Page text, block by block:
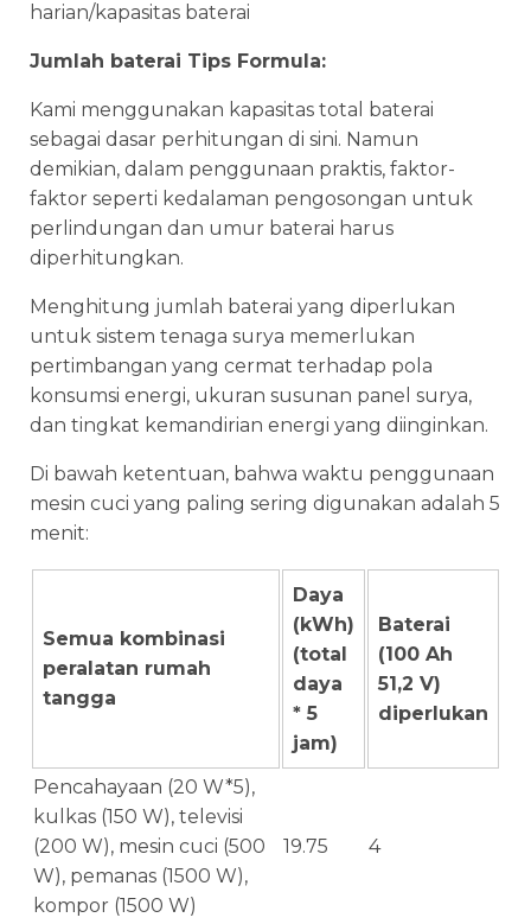
harian/kapasitas baterai
Jumlah baterai Tips Formula:
Kami menggunakan kapasitas total baterai
sebagai dasar perhitungan di sini. Namun
demikian, dalam penggunaan praktis, faktor-
faktor seperti kedalaman pengosongan untuk
perlindungan dan umur baterai harus
diperhitungkan.
Menghitung jumlah baterai yang diperlukan
untuk sistem tenaga surya memerlukan
pertimbangan yang cermat terhadap pola
konsumsi energi, ukuran susunan panel surya,
dan tingkat kemandirian energi yang diinginkan.
Di bawah ketentuan, bahwa waktu penggunaan
mesin cuci yang paling sering digunakan adalah 5
menit:
Semua kombinasi
peralatan rumah
tangga
Daya
(kWh)
(total
daya
* 5
jam)
Baterai
(100 Ah
51,2 V)
diperlukan
Pencahayaan (20 W*5),
kulkas (150 W), televisi
(200 W), mesin cuci (500
W), pemanas (1500 W),
kompor (1500 W)
19.75 4